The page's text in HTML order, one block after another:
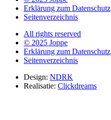
Erklärung zum Datenschutz
Seitenverzeichnis
All rights reserved
© 2025 Joppe
Erklärung zum Datenschutz
Seitenverzeichnis
Design: NDRK
Realisatie: Clickdreams